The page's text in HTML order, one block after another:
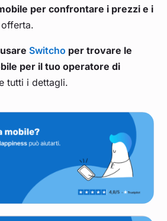
per confrontare i prezzi e i
Switcho per trovare le
per il tuo operatore di
tutti i dettagli.